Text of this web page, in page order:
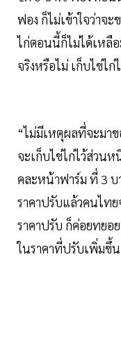
ฟอง ก็ไม่เข้าใจว่าจะ
ไก่ตอนนี้ก็ไม่ได้เหลื
จริงหรือไม่ เก็บไข่ไก่
“ไม่มีเหตุผลที่จะมา
จะเก็บไข่ไก่ไว้ส่วนห
คละหน้าฟาร์ม ที่ 3 บ
ราคาปรับแล้วคนไท
ราคาปรับ ก็ค่อยทยอ
ในราคาที่ปรับเพิ่มขึ้